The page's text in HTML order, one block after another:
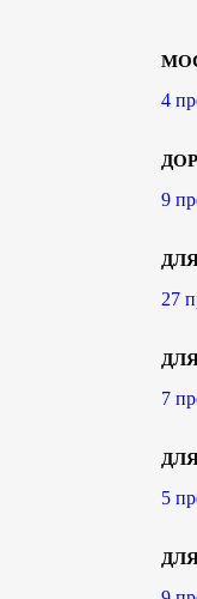
4
9
27
7
5